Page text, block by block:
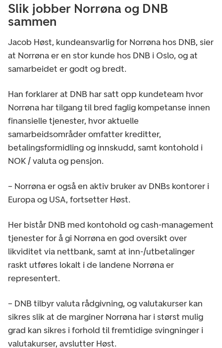
Slik jobber Norrøna og DNB
sammen
Jacob Høst, kundeansvarlig for Norrøna hos DNB, sier
at Norrøna er en stor kunde hos DNB i Oslo, og at
samarbeidet er godt og bredt.
Han forklarer at DNB har satt opp kundeteam hvor
Norrøna har tilgang til bred faglig kompetanse innen
finansielle tjenester, hvor aktuelle
samarbeidsområder omfatter kreditter,
betalingsformidling og innskudd, samt kontohold i
NOK / valuta og pensjon.
– Norrøna er også en aktiv bruker av DNBs kontorer i
Europa og USA, fortsetter Høst.
Her bistår DNB med kontohold og cash-management
tjenester for å gi Norrøna en god oversikt over
likviditet via nettbank, samt at inn-/utbetalinger
raskt utføres lokalt i de landene Norrøna er
representert.
– DNB tilbyr valuta rådgivning, og valutakurser kan
sikres slik at de marginer Norrøna har i størst mulig
grad kan sikres i forhold til fremtidige svingninger i
valutakurser, avslutter Høst.